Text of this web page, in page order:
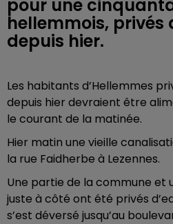
pour une
hellemmois,
depuis hier.
Les habitants d’Hellemmes
depuis hier devraient être
le courant de la matinée.
Hier matin une vieille
la rue Faidherbe à Lezennes.
Une partie de la commune et
juste à côté ont été privés
s’est déversé jusqu’au